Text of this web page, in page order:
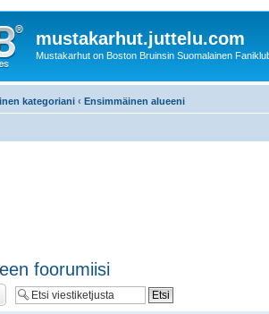
mustakarhut.juttelu.com
Mustakarhut on Boston Bruinsin Suomalainen
kategoriani ‹ Ensimmäinen alueeni
foorumiisi